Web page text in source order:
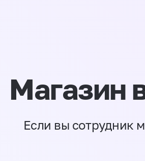
Магазин
Если вы сотрудник